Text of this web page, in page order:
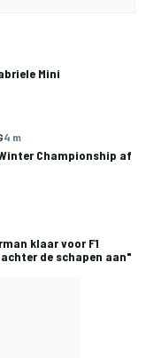
Mini
4 m
Championship af
klaar voor F1
de schapen aan"